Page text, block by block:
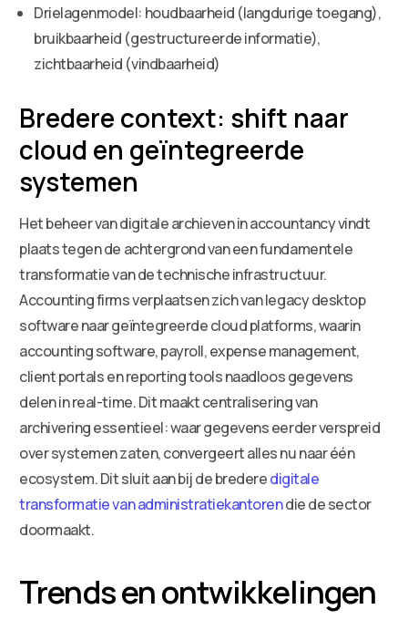
Drielagenmodel: houdbaarheid (langdurige toegang),
bruikbaarheid (gestructureerde informatie),
zichtbaarheid (vindbaarheid)
Bredere context: shift naar
cloud en geïntegreerde
systemen
Het beheer van digitale archieven in accountancy vindt
plaats tegen de achtergrond van een fundamentele
transformatie van de technische infrastructuur.
Accounting firms verplaatsen zich van legacy desktop
software naar geïntegreerde cloud platforms, waarin
accounting software, payroll, expense management,
client portals en reporting tools naadloos gegevens
delen in real-time. Dit maakt centralisering van
archivering essentieel: waar gegevens eerder verspreid
over systemen zaten, convergeert alles nu naar één
ecosystem. Dit sluit aan bij de brederedigitale
transformatie van administratiekantorendie de sector
doormaakt.
Trends en ontwikkelingen